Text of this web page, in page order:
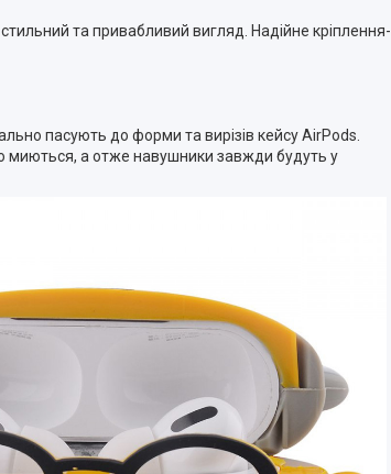
та привабливий вигляд. Надійне кріплення-
пасують до форми та вирізів кейсу AirPods.
миються, а отже навушники завжди будуть у